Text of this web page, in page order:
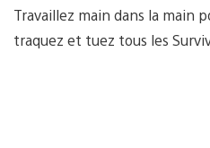
Travaillez main dans la main
traquez et tuez tous les